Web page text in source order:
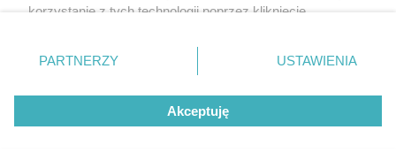
© 2026 Grupa ZPR Media
korzystanie z tych technologii poprzez kliknięcie
zmienić/wycofać klikając przycisk ustawień prywatności
znajdujący się w lewym dolnym rogu strony
rodzaje przetwarzania danych nie wymagają zgody
użytkownika, ale masz prawo sprzeciwić się takiemu
przetwarzaniu. Preferencje będą miały zastosowanie tylko
PARTNERZY USTAWIENIA
Akceptuję